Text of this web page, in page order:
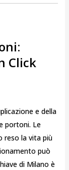
Click
e della
portoni. Le
reso la vita più
può
di Milano è